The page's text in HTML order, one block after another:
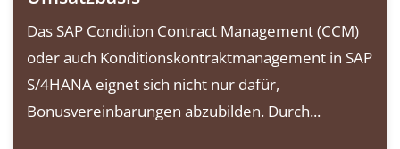
Das SAP Condition Contract Management (CCM)
oder auch Konditionskontraktmanagement in SAP
S/4HANA eignet sich nicht nur dafür,
Bonusvereinbarungen abzubilden. Durch...